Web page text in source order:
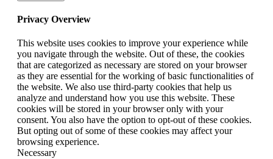
Privacy Overview
This website uses cookies to improve your experience while
you navigate through the website. Out of these, the cookies
that are categorized as necessary are stored on your browser
as they are essential for the working of basic functionalities of
the website. We also use third-party cookies that help us
analyze and understand how you use this website. These
cookies will be stored in your browser only with your
consent. You also have the option to opt-out of these cookies.
But opting out of some of these cookies may affect your
browsing experience.
Necessary